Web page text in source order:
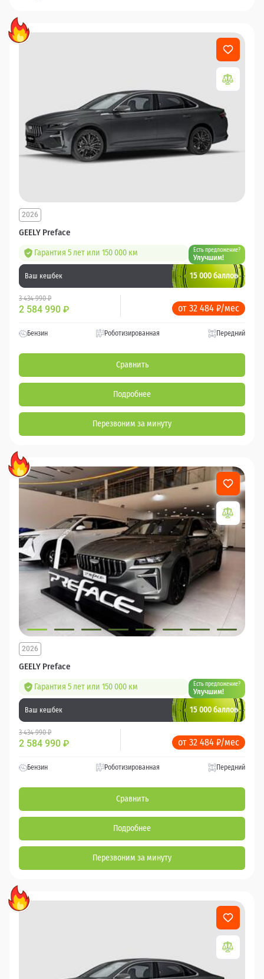
GEELY Preface
2026
Гарантия 5 лет или 150 000 км Есть предложение?
Улучшим!
Ваш кешбек 15 000 баллов
3 434 990 ₽
2 584 990 ₽ от 32 484 ₽/мес
Бензин Роботизированная Передний
Сравнить
Подробнее
Перезвоним за минуту
GEELY Preface
2026
Гарантия 5 лет или 150 000 км Есть предложение?
Улучшим!
Ваш кешбек 15 000 баллов
3 434 990 ₽
2 584 990 ₽ от 32 484 ₽/мес
Бензин Роботизированная Передний
Сравнить
Подробнее
Перезвоним за минуту